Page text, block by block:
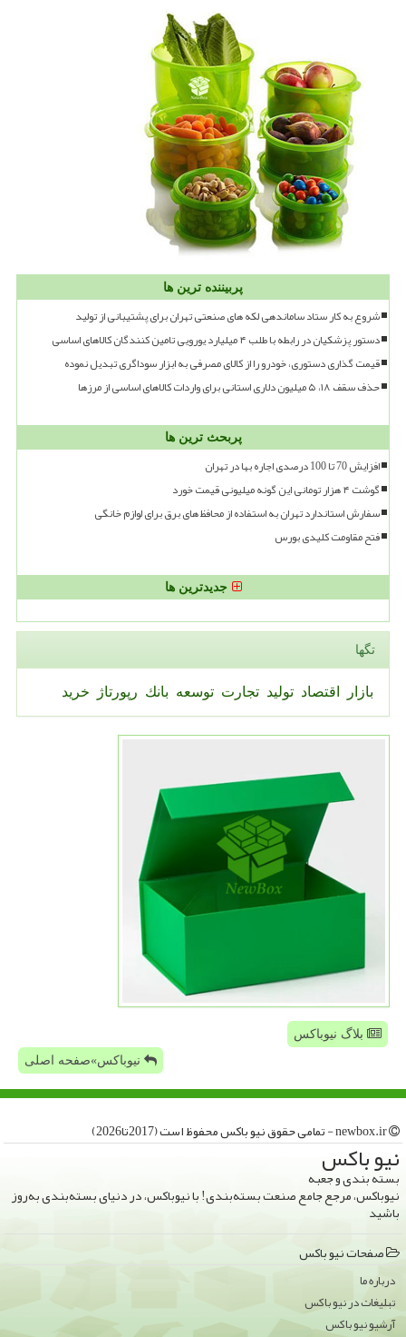
پربیننده ترین ها
شروع به کار ستاد ساماندهی لکه های صنعتی تهران برای پشتیبانی از تولید
دستور پزشکیان در رابطه با طلب ۴ میلیارد یورویی تامین کنندگان کالاهای اساسی
قیمت گذاری دستوری، خودرو را از کالای مصرفی به ابزار سوداگری تبدیل نموده
حذف سقف ۱۸، ۵ میلیون دلاری استانی برای واردات کالاهای اساسی از مرزها
پربحث ترین ها
افزایش 70 تا 100 درصدی اجاره بها در تهران
گوشت ۴ هزار تومانی این گونه میلیونی قیمت خورد
سفارش استاندارد تهران به استفاده از محافظ های برق برای لوازم خانگی
فتح مقاومت کلیدی بورس
جدیدترین ها
تگها
بازار اقتصاد تولید تجارت توسعه بانك رپورتاژ خرید
بلاگ نیوباکس
نیوباکس»صفحه اصلی
نیو باكس
بسته بندی و جعبه
نیوباکس، مرجع جامع صنعت بسته‌بندی! با نیوباکس، در دنیای بسته‌بندی به‌روز
باشید
صفحات نیو باكس
درباره ما
تبلیغات در نیو باكس
آرشیو نیو باكس